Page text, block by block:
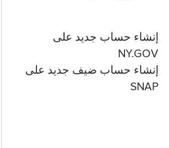
إنشاء حساب جديد على
NY.GOV
إنشاء حساب ضيف جديد على
SNAP